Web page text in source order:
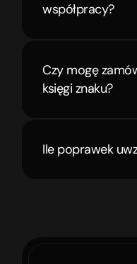
współpracy?
Czy mogę
księgi znaku?
Ile poprawek